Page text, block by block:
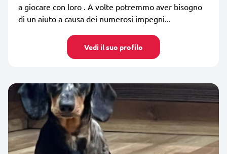
a giocare con loro . A volte potremmo aver bisogno
di un aiuto a causa dei numerosi impegni...
Vedi il suo profilo